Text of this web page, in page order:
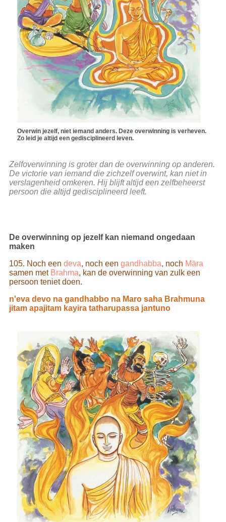
Overwin jezelf, niet iemand anders. Deze overwinning is verheven.
Zo leid je altijd een gedisciplineerd leven.
Zelfoverwinning is groter dan de overwinning op anderen.
De victorie van iemand die zichzelf overwint, kan niet in
verslagenheid omkeren. Hij blijft altijd een zelfbeheerst
persoon die altijd gedisciplineerd leeft.
De overwinning op jezelf kan niemand ongedaan
maken
105. Noch een deva, noch een gandhabba, noch Māra
samen met Brahma, kan de overwinning van zulk een
persoon teniet doen.
n'eva devo na gandhabbo na Maro saha Brahmuna
jitam apajitam kayira tatharupassa jantuno